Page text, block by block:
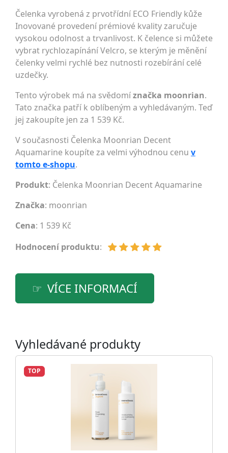
Čelenka vyrobená z prvotřídní ECO Friendly kůže
Inovované provedení prémiové kvality zaručuje
vysokou odolnost a trvanlivost. K čelence si můžete
vybrat rychlozapínání Velcro, se kterým je měnění
čelenky velmi rychlé bez nutnosti rozebírání celé
uzdečky.
Tento výrobek má na svědomíznačka moonrian.
Tato značka patří k oblíbeným a vyhledávaným. Teď
jej zakoupíte jen za 1 539 Kč.
V současnosti Čelenka Moonrian Decent
Aquamarine koupíte za velmi výhodnou cenu v
tomto e-shopu.
Produkt: Čelenka Moonrian Decent Aquamarine
Značka: moonrian
Cena: 1 539 Kč
Hodnocení produktu:
VÍCE INFORMACÍ
Vyhledávané produkty
TOP